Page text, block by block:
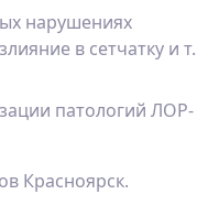
нарушениях
в сетчатку и т.
патологий ЛОР-